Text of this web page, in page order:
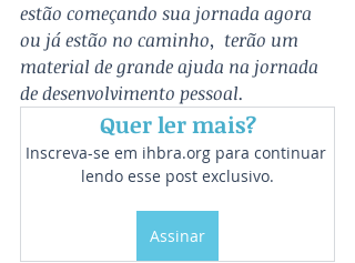
estão começando sua jornada agora
ou já estão no caminho,  terão um
material de grande ajuda na jornada
de desenvolvimento pessoal.
Quer ler mais?
Inscreva-se em ihbra.org para continuar
lendo esse post exclusivo.
Assinar